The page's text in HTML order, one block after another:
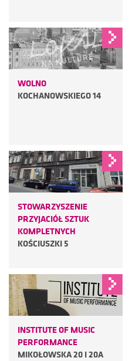
WOLNO
KOCHANOWSKIEGO 14
STOWARZYSZENIE
PRZYJACIÓŁ SZTUK
KOMPLETNYCH
KOŚCIUSZKI 5
INSTITUTE OF MUSIC
PERFORMANCE
MIKOŁOWSKA 20 I 20A